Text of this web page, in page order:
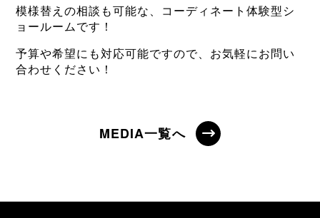
模様替えの相談も可能な、コーディネート体験型シ
ョールームです！
予算や希望にも対応可能ですので、お気軽にお問い
合わせください！
MEDIA一覧へ